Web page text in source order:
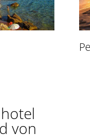
von